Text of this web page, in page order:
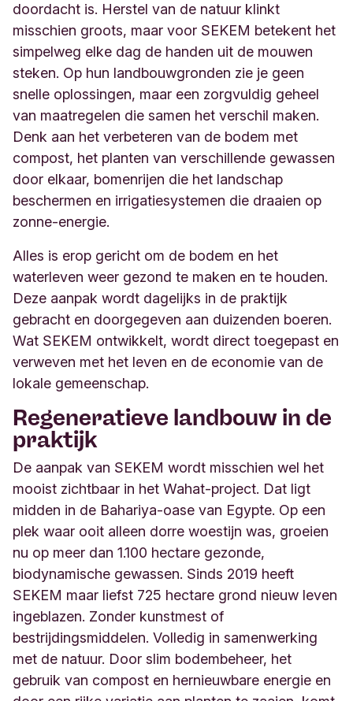
doordacht is. Herstel van de natuur klinkt
misschien groots, maar voor SEKEM betekent het
simpelweg elke dag de handen uit de mouwen
steken. Op hun landbouwgronden zie je geen
snelle oplossingen, maar een zorgvuldig geheel
van maatregelen die samen het verschil maken.
Denk aan het verbeteren van de bodem met
compost, het planten van verschillende gewassen
door elkaar, bomenrijen die het landschap
beschermen en irrigatiesystemen die draaien op
zonne-energie.
Alles is erop gericht om de bodem en het
waterleven weer gezond te maken en te houden.
Deze aanpak wordt dagelijks in de praktijk
gebracht en doorgegeven aan duizenden boeren.
Wat SEKEM ontwikkelt, wordt direct toegepast en
verweven met het leven en de economie van de
lokale gemeenschap.
Regeneratieve landbouw in de
praktijk
De aanpak van SEKEM wordt misschien wel het
mooist zichtbaar in het Wahat-project. Dat ligt
midden in de Bahariya-oase van Egypte. Op een
plek waar ooit alleen dorre woestijn was, groeien
nu op meer dan 1.100 hectare gezonde,
biodynamische gewassen. Sinds 2019 heeft
SEKEM maar liefst 725 hectare grond nieuw leven
ingeblazen. Zonder kunstmest of
bestrijdingsmiddelen. Volledig in samenwerking
met de natuur. Door slim bodembeheer, het
gebruik van compost en hernieuwbare energie en